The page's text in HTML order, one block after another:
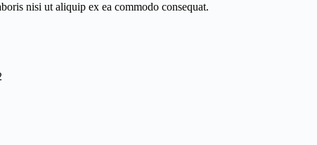
nisi ut aliquip ex ea commodo consequat.